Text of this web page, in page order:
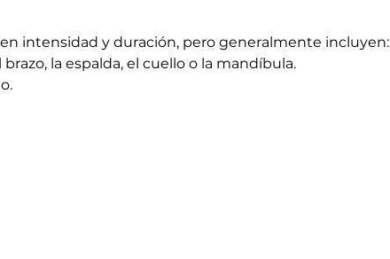
intensidad y duración, pero generalmente incluyen:
la espalda, el cuello o la mandíbula.